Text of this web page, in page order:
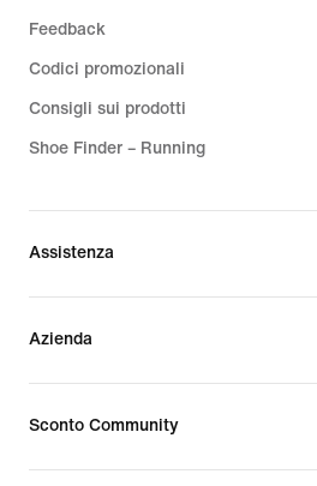
Feedback
Codici promozionali
Consigli sui prodotti
Shoe Finder – Running
Assistenza
Azienda
Sconto Community